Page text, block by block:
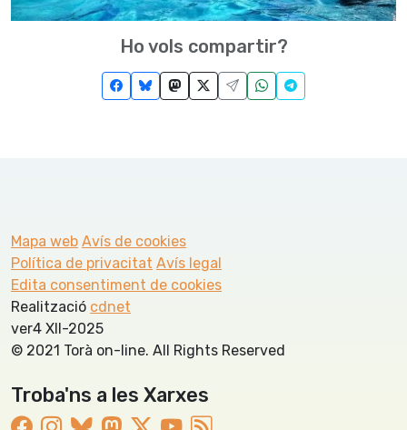
Ho vols compartir?
Mapa web Avís de cookies
Política de privacitat Avís legal
Edita consentiment de cookies
Realització cdnet
ver4 XII-2025
© 2021 Torà on-line. All Rights Reserved
Troba'ns a les Xarxes